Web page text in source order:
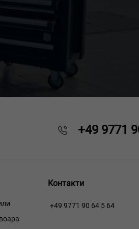
+49 9771
Контакти
+49 9771 90 64 5 64